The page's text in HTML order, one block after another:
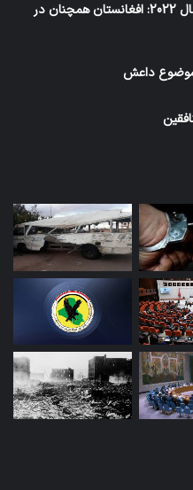
انتشار شاخص تروریسم جهانی در سال 2022: افغانستان همچنان در
موضوع داعش